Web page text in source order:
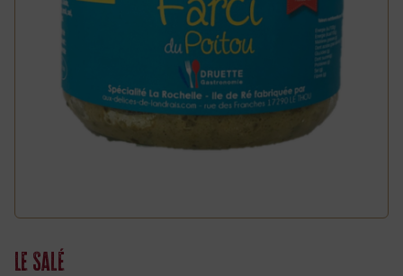
Le Salé